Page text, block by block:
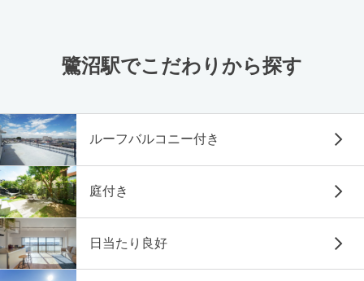
鷺沼駅でこだわりから探す
ルーフバルコニー付き
庭付き
日当たり良好